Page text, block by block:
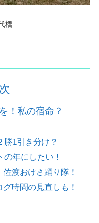
橋
！私の宿命？
勝1引き分け？
の年にしたい！
渡おけさ踊り隊！
時間の見直しも！